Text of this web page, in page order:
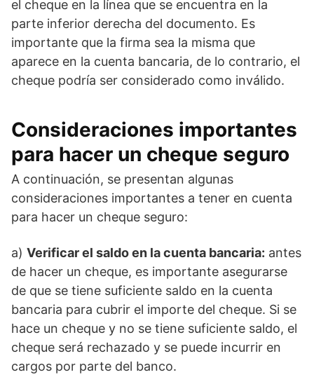
el cheque en la línea que se encuentra en la
parte inferior derecha del documento. Es
importante que la firma sea la misma que
aparece en la cuenta bancaria, de lo contrario, el
cheque podría ser considerado como inválido.
Consideraciones importantes
para hacer un cheque seguro
A continuación, se presentan algunas
consideraciones importantes a tener en cuenta
para hacer un cheque seguro:
a) Verificar el saldo en la cuenta bancaria: antes
de hacer un cheque, es importante asegurarse
de que se tiene suficiente saldo en la cuenta
bancaria para cubrir el importe del cheque. Si se
hace un cheque y no se tiene suficiente saldo, el
cheque será rechazado y se puede incurrir en
cargos por parte del banco.